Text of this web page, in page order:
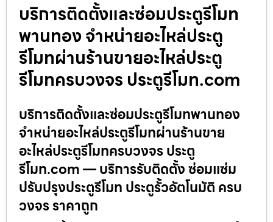
บริการติดตั้งและซ่อมประตูรีโมท
พานทอง จำหน่ายอะไหล่ประตู
รีโมทผ่านร้านขายอะไหล่ประตู
รีโมทครบวงจร ประตูรีโมท.com
บริการติดตั้งและซ่อมประตูรีโมทพานทอง
จำหน่ายอะไหล่ประตูรีโมทผ่านร้านขาย
อะไหล่ประตูรีโมทครบวงจร ประตู
รีโมท.com — บริการรับติดตั้ง ซ่อมแซ่ม
ปรับปรุงประตูรีโมท ประตูรั้วอัตโนมัติ ครบ
วงจร ราคาถูก